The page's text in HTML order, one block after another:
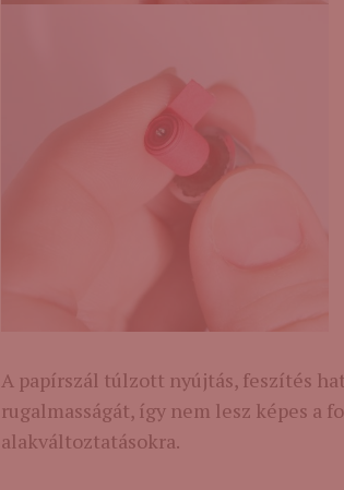
A papírszál túlzott nyújtás, feszítés
rugalmasságát, így nem lesz képes a
alakváltoztatásokra.